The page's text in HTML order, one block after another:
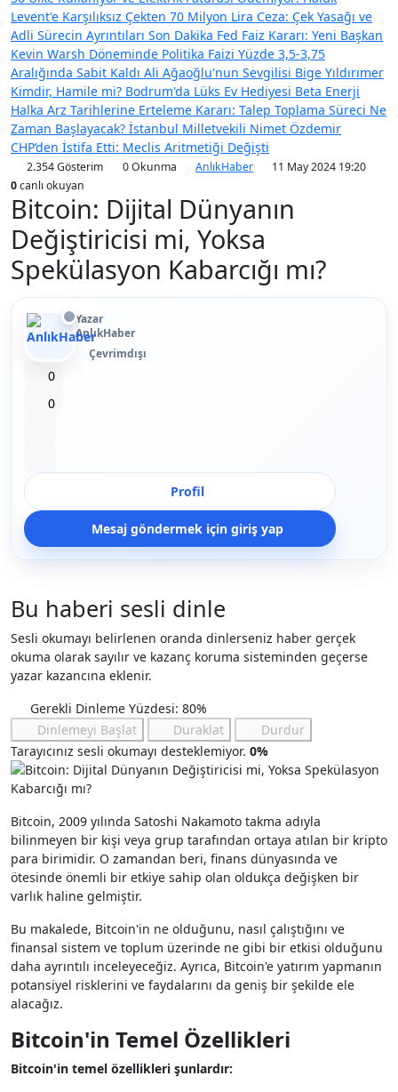
Levent'e Karşılıksız Çekten 70 Milyon Lira Ceza: Çek Yasağı ve
Adli Sürecin Ayrıntıları Son Dakika Fed Faiz Kararı: Yeni Başkan
Kevin Warsh Döneminde Politika Faizi Yüzde 3,5-3,75
Aralığında Sabit Kaldı Ali Ağaoğlu'nun Sevgilisi Bige Yıldırımer
Kimdir, Hamile mi? Bodrum'da Lüks Ev Hediyesi Beta Enerji
Halka Arz Tarihlerine Erteleme Kararı: Talep Toplama Süreci Ne
Zaman Başlayacak? İstanbul Milletvekili Nimet Özdemir
CHP’den İstifa Etti: Meclis Aritmetiği Değişti
2.354 Gösterim 0 Okunma AnlıkHaber
11 May 2024 19:20
0canlı okuyan
Bitcoin: Dijital Dünyanın
Değiştiricisi mi, Yoksa
Spekülasyon Kabarcığı mı?
Yazar
AnlıkHaber
Çevrimdışı
Beğen
0
Beğenmeme
0
Profil
Mesaj göndermek için giriş yap
Bu haberi sesli dinle
Sesli okumayı belirlenen oranda dinlerseniz haber gerçek
okuma olarak sayılır ve kazanç koruma sisteminden geçerse
yazar kazancına eklenir.
Gerekli Dinleme Yüzdesi: 80%
Dinlemeyi Başlat
Duraklat
Durdur
Tarayıcınız sesli okumayı desteklemiyor. 0%
Bitcoin, 2009 yılında Satoshi Nakamoto takma adıyla
bilinmeyen bir kişi veya grup tarafından ortaya atılan bir kripto
para birimidir. O zamandan beri, finans dünyasında ve
ötesinde önemli bir etkiye sahip olan oldukça değişken bir
varlık haline gelmiştir.
Bu makalede, Bitcoin'in ne olduğunu, nasıl çalıştığını ve
finansal sistem ve toplum üzerinde ne gibi bir etkisi olduğunu
daha ayrıntılı inceleyeceğiz. Ayrıca, Bitcoin'e yatırım yapmanın
potansiyel risklerini ve faydalarını da geniş bir şekilde ele
alacağız.
Bitcoin'in Temel Özellikleri
Bitcoin'in temel özellikleri şunlardır: